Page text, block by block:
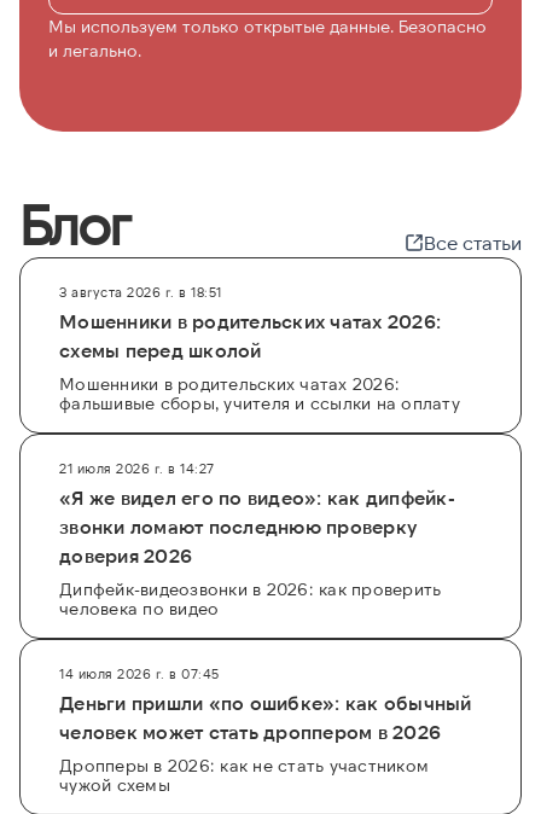
Мы используем только открытые данные. Безопасно
и легально.
Блог Все статьи
3 августа 2026 г. в 18:51
Мошенники в родительских чатах 2026:
схемы перед школой
Мошенники в родительских чатах 2026:
фальшивые сборы, учителя и ссылки на оплату
21 июля 2026 г. в 14:27
«Я же видел его по видео»: как дипфейк-
звонки ломают последнюю проверку
доверия 2026
Дипфейк-видеозвонки в 2026: как проверить
человека по видео
14 июля 2026 г. в 07:45
Деньги пришли «по ошибке»: как обычный
человек может стать дроппером в 2026
Дропперы в 2026: как не стать участником
чужой схемы